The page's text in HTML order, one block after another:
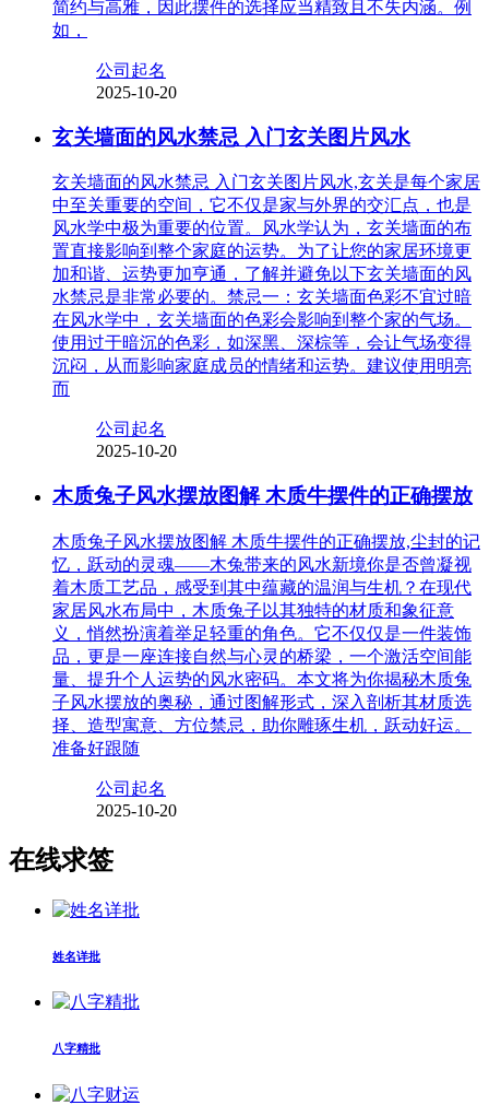
简约与高雅，因此摆件的选择应当精致且不失内涵。例
如，
公司起名
2025-10-20
玄关墙面的风水禁忌 入门玄关图片风水
玄关墙面的风水禁忌 入门玄关图片风水,玄关是每个家居
中至关重要的空间，它不仅是家与外界的交汇点，也是
风水学中极为重要的位置。风水学认为，玄关墙面的布
置直接影响到整个家庭的运势。为了让您的家居环境更
加和谐、运势更加亨通，了解并避免以下玄关墙面的风
水禁忌是非常必要的。禁忌一：玄关墙面色彩不宜过暗
在风水学中，玄关墙面的色彩会影响到整个家的气场。
使用过于暗沉的色彩，如深黑、深棕等，会让气场变得
沉闷，从而影响家庭成员的情绪和运势。建议使用明亮
而
公司起名
2025-10-20
木质兔子风水摆放图解 木质牛摆件的正确摆放
木质兔子风水摆放图解 木质牛摆件的正确摆放,尘封的记
忆，跃动的灵魂——木兔带来的风水新境你是否曾凝视
着木质工艺品，感受到其中蕴藏的温润与生机？在现代
家居风水布局中，木质兔子以其独特的材质和象征意
义，悄然扮演着举足轻重的角色。它不仅仅是一件装饰
品，更是一座连接自然与心灵的桥梁，一个激活空间能
量、提升个人运势的风水密码。本文将为你揭秘木质兔
子风水摆放的奥秘，通过图解形式，深入剖析其材质选
择、造型寓意、方位禁忌，助你雕琢生机，跃动好运。
准备好跟随
公司起名
2025-10-20
在线求签
姓名详批
八字精批